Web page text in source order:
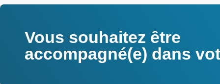
Vous souhaitez être
accompagné(e) dans